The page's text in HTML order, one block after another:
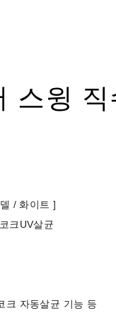
스윙 직
/ 화이트 ]
크UV살균
크 자동살균 기능 등